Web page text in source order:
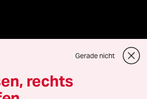
Gerade nicht
rechts